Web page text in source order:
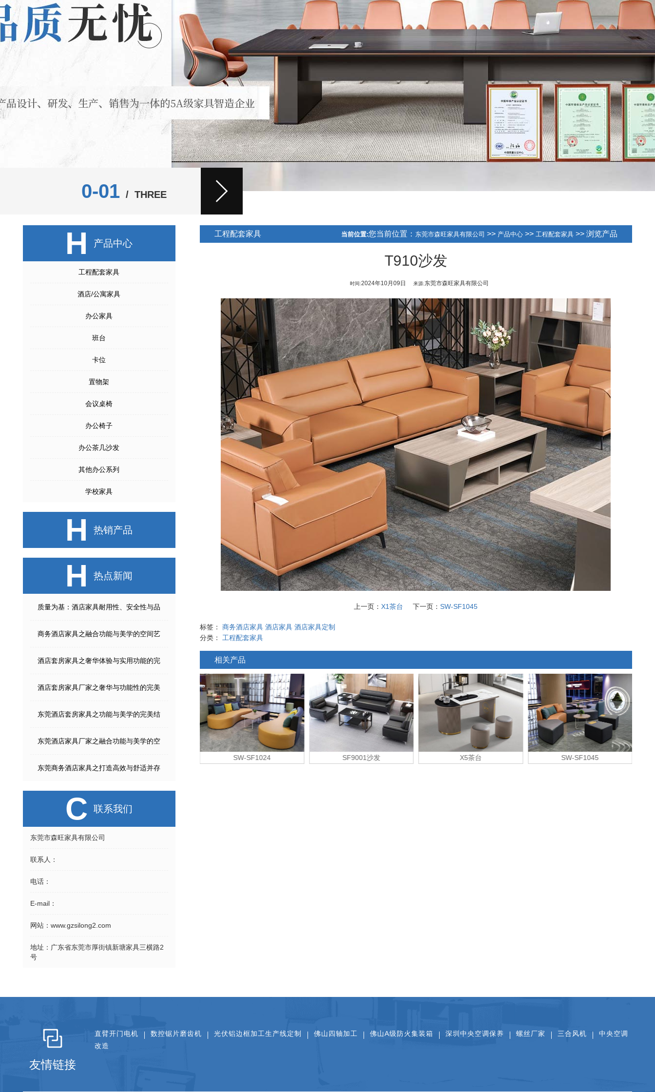
0-02 / THREE 0-03/ THREE 0-01/ THREE
H 产品中心
工程配套家具
酒店/公寓家具
办公家具
班台
卡位
置物架
会议桌椅
办公椅子
办公茶几沙发
其他办公系列
学校家具
H 热销产品
H 热点新闻
质量为基：酒店家具耐用性、安全性与品
商务酒店家具之融合功能与美学的空间艺
酒店套房家具之奢华体验与实用功能的完
酒店套房家具厂家之奢华与功能性的完美
东莞酒店套房家具之功能与美学的完美结
东莞酒店家具厂家之融合功能与美学的空
东莞商务酒店家具之打造高效与舒适并存
C 联系我们
东莞市森旺家具有限公司
联系人：
电话：
E-mail：
网站： www.gzsilong2.com
地址： 广东省东莞市厚街镇新塘家具三横路2
号
工程配套家具 当前位置:您当前位置： 东莞市森旺家具有限公司 >> 产品中心 >> 工程配套家具 >> 浏览产品
T910沙发
时间:2024年10月09日 来源:东莞市森旺家具有限公司
上一页：X1茶台 下一页：SW-SF1045
标签： 商务酒店家具 酒店家具 酒店家具定制
分类： 工程配套家具
相关产品
SF9001沙发 X5茶台 SW-SF1045 SF9002沙发
友情链接
直臂开门电机 数控锯片磨齿机 光伏铝边框加工生产线定制 佛山四轴加工 佛山A级防火集装箱 深圳中央空调保养 螺丝厂家 三合风机
中央空调
改造